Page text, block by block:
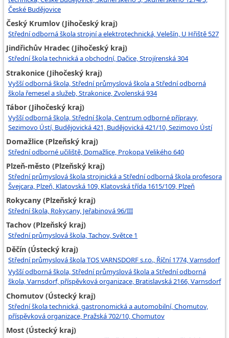
České Budějovice
Český Krumlov (Jihočeský kraj)
Střední odborná škola strojní a elektrotechnická, Velešín, U Hřiště 527
Jindřichův Hradec (Jihočeský kraj)
Střední škola technická a obchodní, Dačice, Strojírenská 304
Strakonice (Jihočeský kraj)
Vyšší odborná škola, Střední průmyslová škola a Střední odborná
škola řemesel a služeb, Strakonice, Zvolenská 934
Tábor (Jihočeský kraj)
Vyšší odborná škola, Střední škola, Centrum odborné přípravy,
Sezimovo Ústí, Budějovická 421, Budějovická 421/10, Sezimovo Ústí
Domažlice (Plzeňský kraj)
Střední odborné učiliště, Domažlice, Prokopa Velikého 640
Plzeň-město (Plzeňský kraj)
Střední průmyslová škola strojnická a Střední odborná škola profesora
Švejcara, Plzeň, Klatovská 109, Klatovská třída 1615/109, Plzeň
Rokycany (Plzeňský kraj)
Střední škola, Rokycany, Jeřabinová 96/III
Tachov (Plzeňský kraj)
Střední průmyslová škola, Tachov, Světce 1
Děčín (Ústecký kraj)
Střední průmyslová škola TOS VARNSDORF s.r.o., Říční 1774, Varnsdorf
Vyšší odborná škola, Střední průmyslová škola a Střední odborná
škola, Varnsdorf, příspěvková organizace, Bratislavská 2166, Varnsdorf
Chomutov (Ústecký kraj)
Střední škola technická, gastronomická a automobilní, Chomutov,
příspěvková organizace, Pražská 702/10, Chomutov
Most (Ústecký kraj)